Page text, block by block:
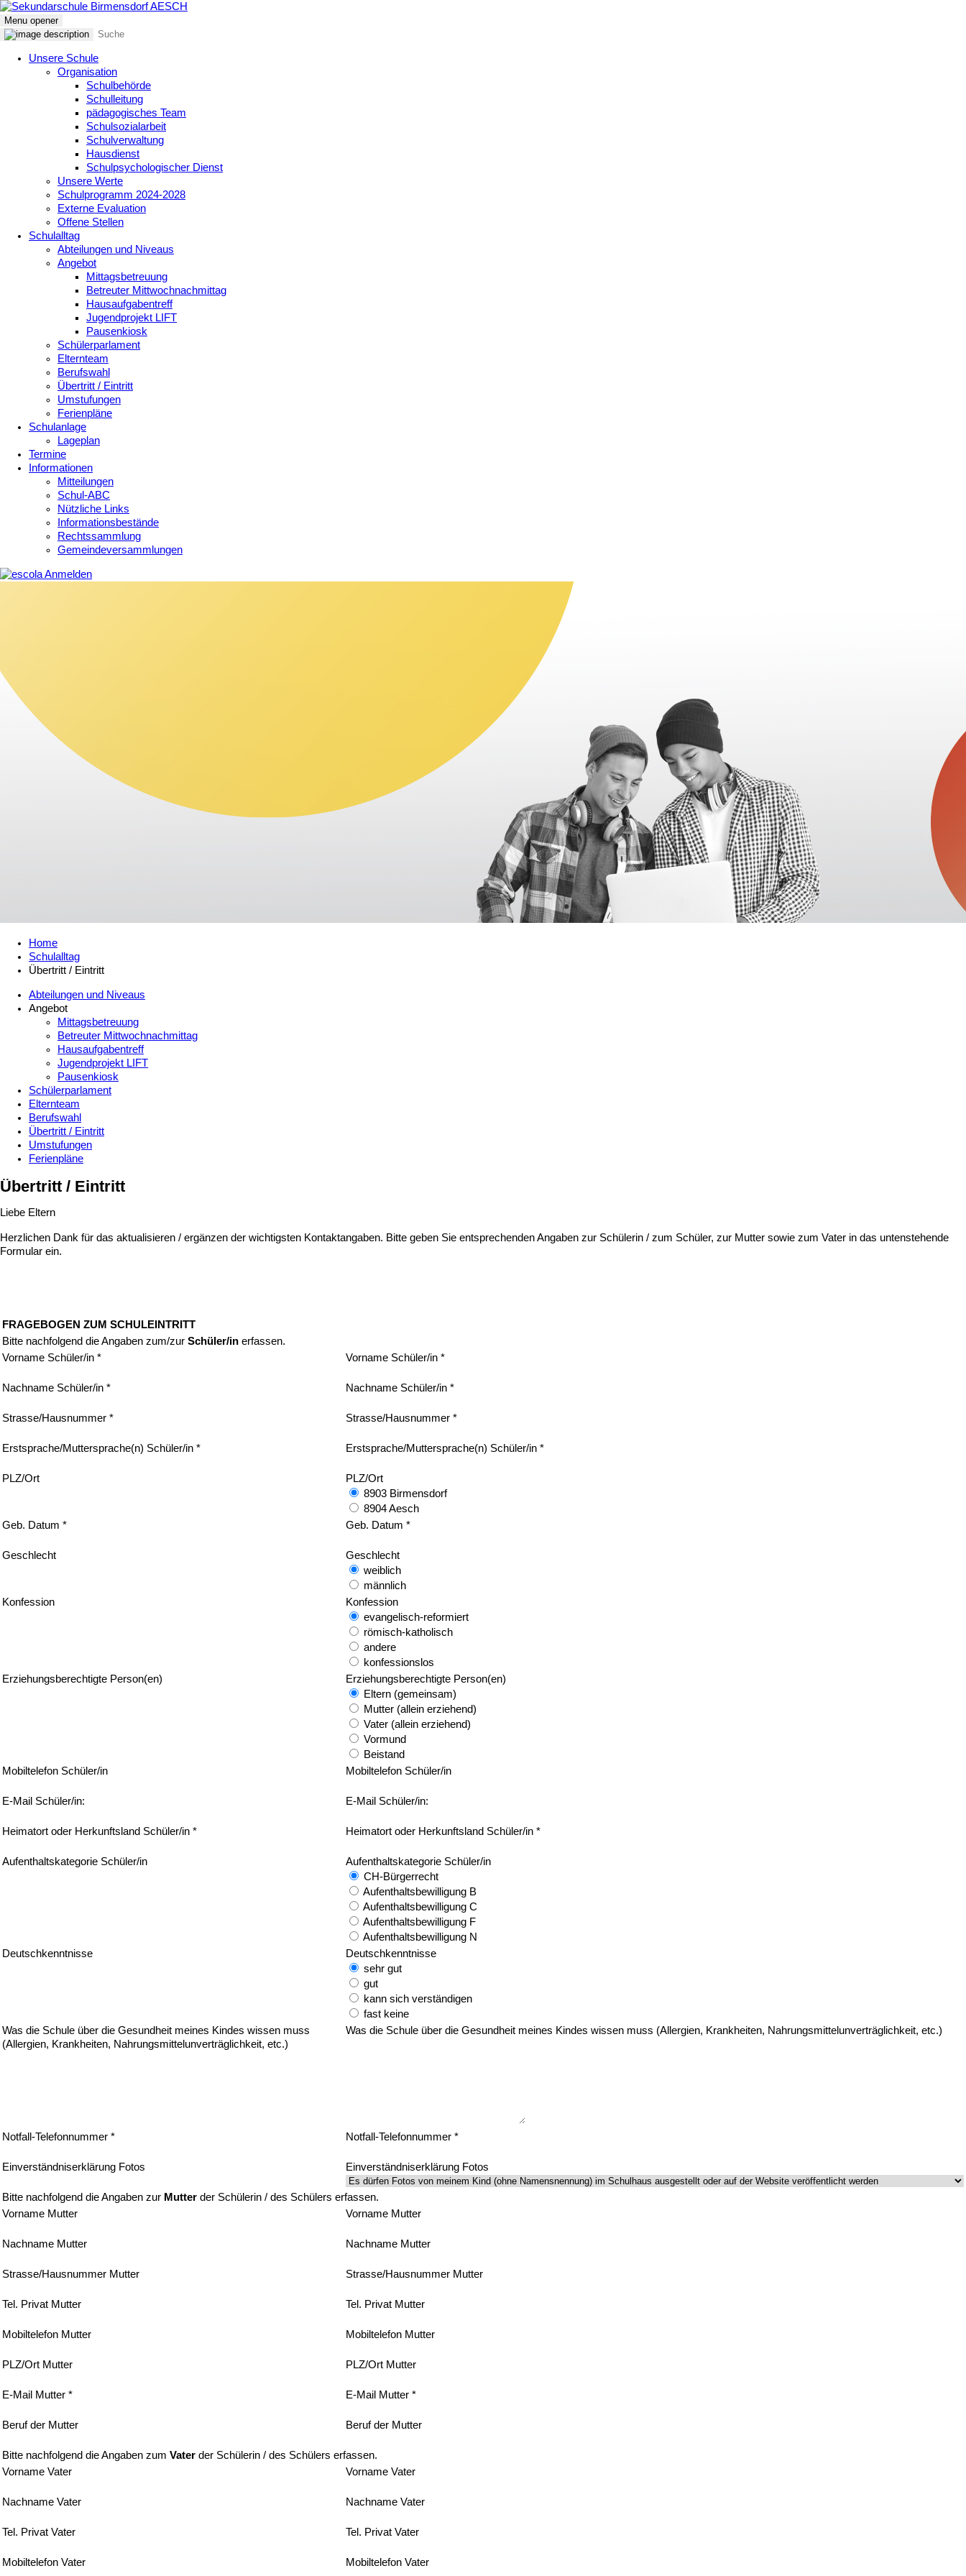
Menu opener
Unsere Schule
Organisation
Schulbehörde
Schulleitung
pädagogisches Team
Schulsozialarbeit
Schulverwaltung
Hausdienst
Schulpsychologischer Dienst
Unsere Werte
Schulprogramm 2024-2028
Externe Evaluation
Offene Stellen
Schulalltag
Abteilungen und Niveaus
Angebot
Mittagsbetreuung
Betreuter Mittwochnachmittag
Hausaufgabentreff
Jugendprojekt LIFT
Pausenkiosk
Schülerparlament
Elternteam
Berufswahl
Übertritt / Eintritt
Umstufungen
Ferienpläne
Schulanlage
Lageplan
Termine
Informationen
Mitteilungen
Schul-ABC
Nützliche Links
Informationsbestände
Rechtssammlung
Gemeindeversammlungen
Anmelden
Home
Schulalltag
Übertritt / Eintritt
Abteilungen und Niveaus
Angebot
Mittagsbetreuung
Betreuter Mittwochnachmittag
Hausaufgabentreff
Jugendprojekt LIFT
Pausenkiosk
Schülerparlament
Elternteam
Berufswahl
Übertritt / Eintritt
Umstufungen
Ferienpläne
Übertritt / Eintritt
Liebe Eltern
Herzlichen Dank für das aktualisieren / ergänzen der wichtigsten Kontaktangaben. Bitte geben Sie entsprechenden Angaben zur Schülerin / zum Schüler, zur Mutter sowie zum Vater in das untenstehende
Formular ein.
FRAGEBOGEN ZUM SCHULEINTRITT
Bitte nachfolgend die Angaben zum/zur Schüler/in erfassen.
Vorname Schüler/in *
Vorname Schüler/in *
Nachname Schüler/in * Nachname Schüler/in *
Strasse/Hausnummer * Strasse/Hausnummer *
Erstsprache/Muttersprache(n) Schüler/in * Erstsprache/Muttersprache(n) Schüler/in *
PLZ/Ort
PLZ/Ort
8903 Birmensdorf
8904 Aesch
Geb. Datum *
Geb. Datum *
Geschlecht
Geschlecht
weiblich
männlich
Konfession
Konfession
evangelisch-reformiert
römisch-katholisch
andere
konfessionslos
Erziehungsberechtigte Person(en)
Erziehungsberechtigte Person(en)
Eltern (gemeinsam)
Mutter (allein erziehend)
Vater (allein erziehend)
Vormund
Beistand
Mobiltelefon Schüler/in
Mobiltelefon Schüler/in
E-Mail Schüler/in: E-Mail Schüler/in:
Heimatort oder Herkunftsland Schüler/in * Heimatort oder Herkunftsland Schüler/in *
Aufenthaltskategorie Schüler/in
Aufenthaltskategorie Schüler/in
CH-Bürgerrecht
Aufenthaltsbewilligung B
Aufenthaltsbewilligung C
Aufenthaltsbewilligung F
Aufenthaltsbewilligung N
Deutschkenntnisse
Deutschkenntnisse
sehr gut
gut
kann sich verständigen
fast keine
Was die Schule über die Gesundheit meines Kindes wissen muss
(Allergien, Krankheiten, Nahrungsmittelunverträglichkeit, etc.)
Was die Schule über die Gesundheit meines Kindes wissen muss (Allergien, Krankheiten, Nahrungsmittelunverträglichkeit, etc.)
Notfall-Telefonnummer * Notfall-Telefonnummer *
Einverständniserklärung Fotos Einverständniserklärung Fotos
Bitte nachfolgend die Angaben zur Mutter der Schülerin / des Schülers erfassen.
Vorname Mutter
Vorname Mutter
Nachname Mutter Nachname Mutter
Strasse/Hausnummer Mutter Strasse/Hausnummer Mutter
Tel. Privat Mutter Tel. Privat Mutter
Mobiltelefon Mutter Mobiltelefon Mutter
PLZ/Ort Mutter PLZ/Ort Mutter
E-Mail Mutter * E-Mail Mutter *
Beruf der Mutter Beruf der Mutter
Bitte nachfolgend die Angaben zum Vater der Schülerin / des Schülers erfassen.
Vorname Vater
Vorname Vater
Nachname Vater Nachname Vater
Tel. Privat Vater Tel. Privat Vater
Mobiltelefon Vater Mobiltelefon Vater